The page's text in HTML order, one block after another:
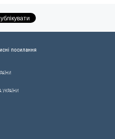
посилання
УКРАЇНИ